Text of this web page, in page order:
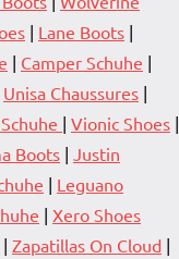
| Lane Boots |
| Camper Schuhe |
Unisa Chaussures |
| Vionic Shoes |
Boots | Justin
| Leguano
| Xero Shoes
| Zapatillas On Cloud |